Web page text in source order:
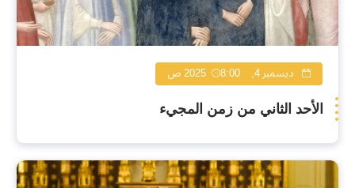
ديسمبر 4, 2025 8:00 ص
الأحد الثاني من زمن المجيء